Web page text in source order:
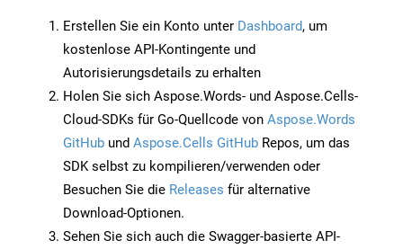
Erstellen Sie ein Konto unter Dashboard, um
kostenlose API-Kontingente und
Autorisierungsdetails zu erhalten
Holen Sie sich Aspose.Words- und Aspose.Cells-
Cloud-SDKs für Go-Quellcode von Aspose.Words
GitHub und Aspose.Cells GitHub Repos, um das
SDK selbst zu kompilieren/verwenden oder
Besuchen Sie die Releases für alternative
Download-Optionen.
Sehen Sie sich auch die Swagger-basierte API-